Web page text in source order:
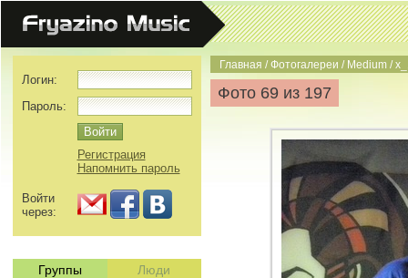
Главная /Фотогалереи / Medium /
Фото 69 из 197
Логин:
Пароль:
Регистрация
Напомнить пароль
Войти
через:
Группы Люди